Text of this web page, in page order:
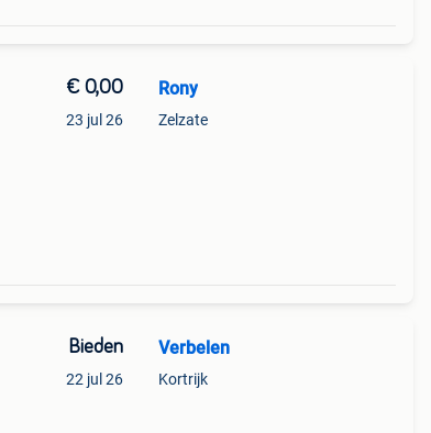
€ 0,00
23 jul 26
Rony
Zelzate
Bieden
22 jul 26
Verbelen
Kortrijk